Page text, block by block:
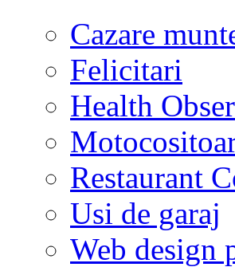
Cazare
Felicitari
Health
Restaurant
Usi de garaj
Web design